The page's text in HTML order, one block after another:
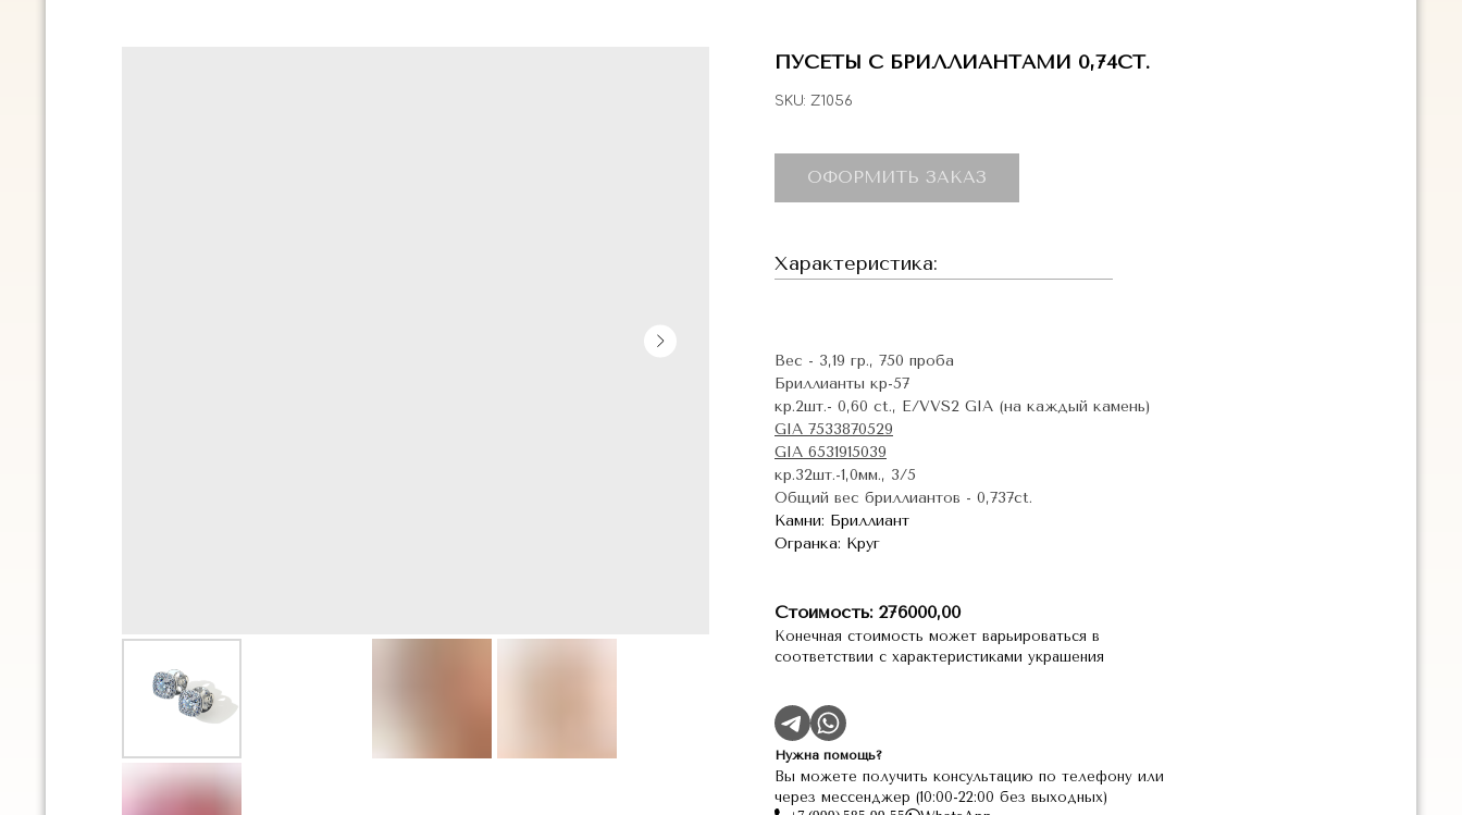
ПУСЕТЫ С БРИЛЛИАНТАМИ 0,74CT.
SKU: Z1056
ОФОРМИТЬ ЗАКАЗ
Характеристика:
Вес - 3,19 гр., 750 проба
Бриллианты кр-57
кр.2шт.- 0,60 ct., E/VVS2 GIA (на каждый камень)
GIA 7533870529
GIA 6531915039
кр.32шт.-1,0мм., 3/5
Общий вес бриллиантов - 0,737ct.
Камни: Бриллиант
Огранка: Круг
Стоимость: 276000,00
Конечная стоимость может варьироваться в
соответствии с характеристиками украшения
Нужна помощь?
Вы можете получить консультацию по телефону или
через мессенджер (10:00-22:00 без выходных)